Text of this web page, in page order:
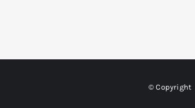
© Copyright